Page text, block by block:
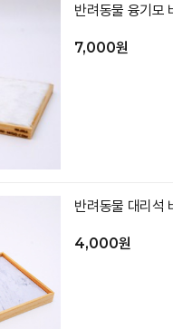
7,000원
4,000원